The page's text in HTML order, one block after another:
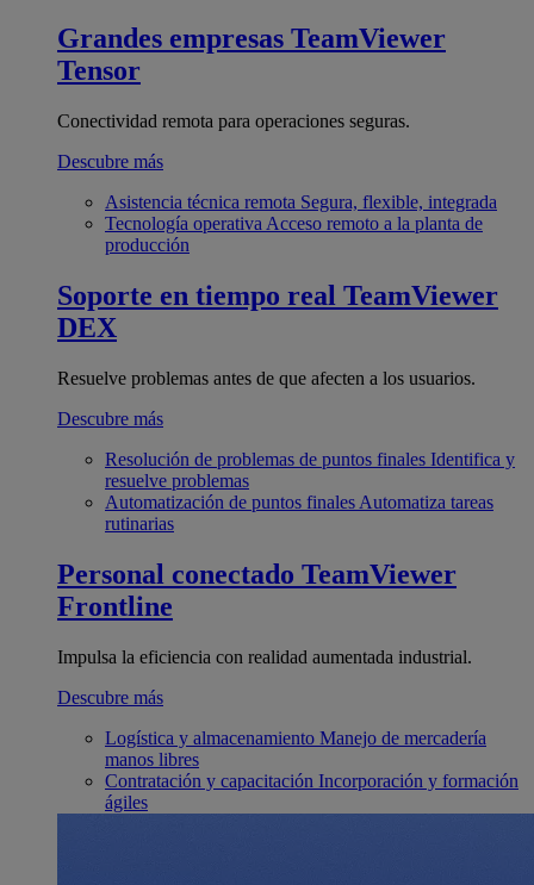
Grandes empresas TeamViewer
Tensor
Conectividad remota para operaciones seguras.
Descubre más
Asistencia técnica remota Segura, flexible, integrada
Tecnología operativa Acceso remoto a la planta de
producción
Soporte en tiempo real TeamViewer
DEX
Resuelve problemas antes de que afecten a los usuarios.
Descubre más
Resolución de problemas de puntos finales Identifica y
resuelve problemas
Automatización de puntos finales Automatiza tareas
rutinarias
Personal conectado TeamViewer
Frontline
Impulsa la eficiencia con realidad aumentada industrial.
Descubre más
Logística y almacenamiento Manejo de mercadería
manos libres
Contratación y capacitación Incorporación y formación
ágiles